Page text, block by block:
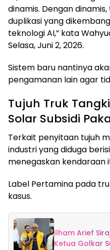
dinamis. Dengan
duplikasi yang
teknologi AI,” kata
Selasa, Juni 2, 2026.
Sistem baru nantinya
pengamanan lain agar
Tujuh Truk
Solar Subsidi
Terkait penyitaan tujuh
industri yang diduga
menegaskan kendaraan
Label Pertamina pada
kasus.
Ilham Arief
Ketua Golkar